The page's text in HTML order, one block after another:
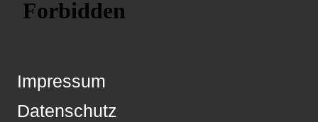
Impressum
Datenschutz